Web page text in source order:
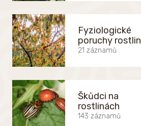
Fyziologické
poruchy rostlin
21 záznamů
Škůdci na
rostlinách
143 záznamů